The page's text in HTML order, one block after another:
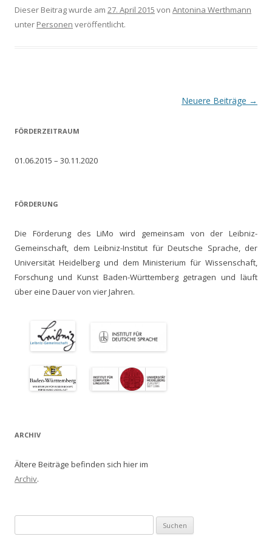
Dieser Beitrag wurde am 27. April 2015 von Antonina Werthmann
unter Personen veröffentlicht.
Neuere Beiträge →
FÖRDERZEITRAUM
01.06.2015 – 30.11.2020
FÖRDERUNG
Die Förderung des LiMo wird gemeinsam von der Leibniz-
Gemeinschaft, dem Leibniz-Institut für Deutsche Sprache, der
Universität Heidelberg und dem Ministerium für Wissenschaft,
Forschung und Kunst Baden-Württemberg getragen und läuft
über eine Dauer von vier Jahren.
ARCHIV
Ältere Beiträge befinden sich hier im
Archiv.
nach: